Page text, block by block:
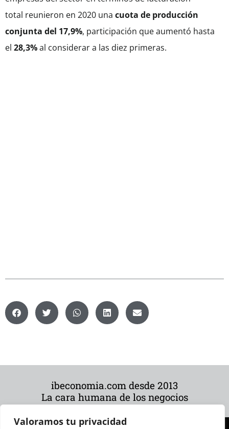
Valoramos tu privacidad
total reunieron en 2020 una cuota de producción
conjunta del 17,9%, participación que aumentó hasta
el 28,3%al considerar a las diez primeras.
ibeconomia.com desde 2013
La cara humana de los negocios